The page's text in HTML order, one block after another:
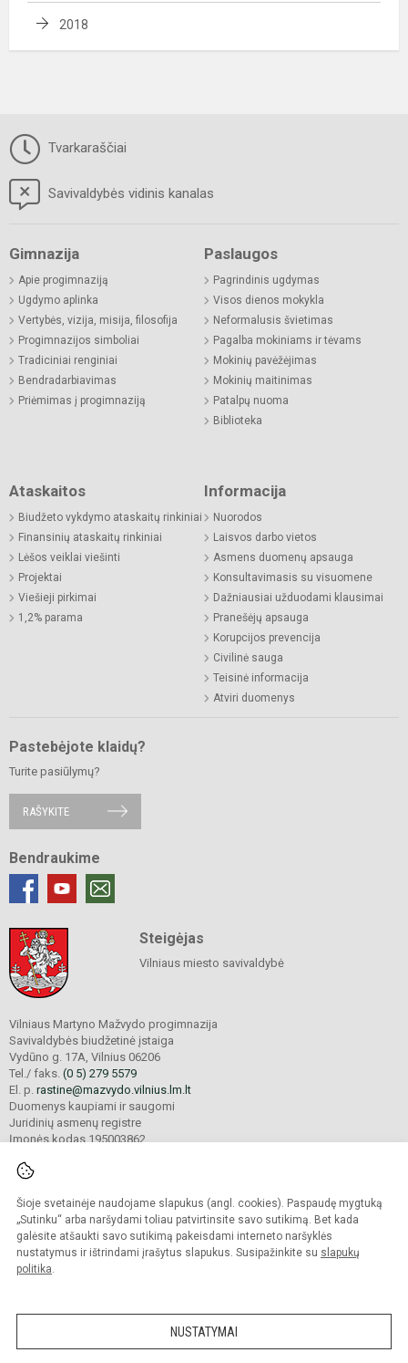
Šioje svetainėje naudojame slapukus (angl. cookies). Paspaudę mygtuką
„Sutinku“ arba naršydami toliau patvirtinsite savo sutikimą. Bet kada
galėsite atšaukti savo sutikimą pakeisdami interneto naršyklės
nustatymus ir ištrindami įrašytus slapukus. Susipažinkite su slapukų
politika.
NUSTATYMAI
2018
Tvarkaraščiai
Savivaldybės vidinis kanalas
Gimnazija
Apie progimnaziją
Ugdymo aplinka
Vertybės, vizija, misija, filosofija
Progimnazijos simboliai
Tradiciniai renginiai
Bendradarbiavimas
Priėmimas į progimnaziją
Paslaugos
Pagrindinis ugdymas
Visos dienos mokykla
Neformalusis švietimas
Pagalba mokiniams ir tėvams
Mokinių pavėžėjimas
Mokinių maitinimas
Patalpų nuoma
Biblioteka
Ataskaitos
Biudžeto vykdymo ataskaitų rinkiniai
Finansinių ataskaitų rinkiniai
Lėšos veiklai viešinti
Projektai
Viešieji pirkimai
1,2% parama
Informacija
Nuorodos
Laisvos darbo vietos
Asmens duomenų apsauga
Konsultavimasis su visuomene
Dažniausiai užduodami klausimai
Pranešėjų apsauga
Korupcijos prevencija
Civilinė sauga
Teisinė informacija
Atviri duomenys
Pastebėjote klaidų?
Turite pasiūlymų?
RAŠYKITE
Bendraukime
Steigėjas
Vilniaus miesto savivaldybė
Vilniaus Martyno Mažvydo progimnazija
Savivaldybės biudžetinė įstaiga
Vydūno g. 17A, Vilnius 06206
Tel./ faks. (0 5) 279 5579
El. p. rastine@mazvydo.vilnius.lm.lt
Duomenys kaupiami ir saugomi
Juridinių asmenų registre
Įmonės kodas 195003862
© 2022. Vilniaus Martyno Mažvydo progimnazija. Visos teisės saugomos.
Kopijuoti turinį be raštiško įstaigos administracijos sutikimo griežtai draudžiama.
Prieinamumo paraiška Slapukų valdymas
Sumanus būdas atnaujinti